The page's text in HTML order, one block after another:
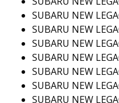
SUBARU NEW
SUBARU NEW
SUBARU NEW
SUBARU NEW
SUBARU NEW
SUBARU NEW
SUBARU NEW